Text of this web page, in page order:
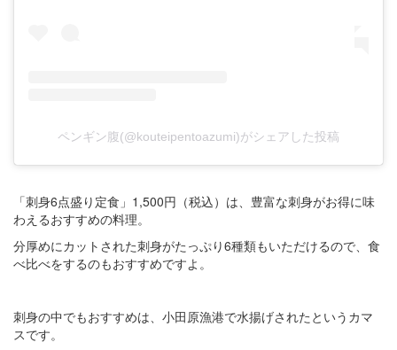
ペンギン腹(@kouteipentoazumi)がシェアした投稿
「刺身6点盛り定食」1,500円（税込）は、豊富な刺身がお得に味
わえるおすすめの料理。
分厚めにカットされた刺身がたっぷり6種類もいただけるので、食
べ比べをするのもおすすめですよ。
刺身の中でもおすすめは、小田原漁港で水揚げされたというカマ
スです。